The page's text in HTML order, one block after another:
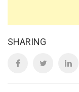
SHARING